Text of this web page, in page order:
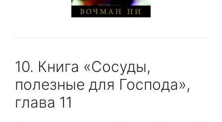
10. Книга «Сосуды,
полезные для Господа»,
глава 11